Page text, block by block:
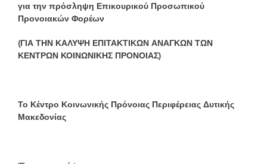
για την πρόσληψη Επικουρικού Προσωπικού
Προνοιακών Φορέων
(ΓΙΑ ΤΗΝ ΚΑΛΥΨΗ ΕΠΙΤΑΚΤΙΚΩΝ ΑΝΑΓΚΩΝ ΤΩΝ
ΚΕΝΤΡΩΝ ΚΟΙΝΩΝΙΚΗΣ ΠΡΟΝΟΙΑΣ)
Το Κέντρο Κοινωνικής Πρόνοιας Περιφέρειας Δυτικής
Μακεδονίας